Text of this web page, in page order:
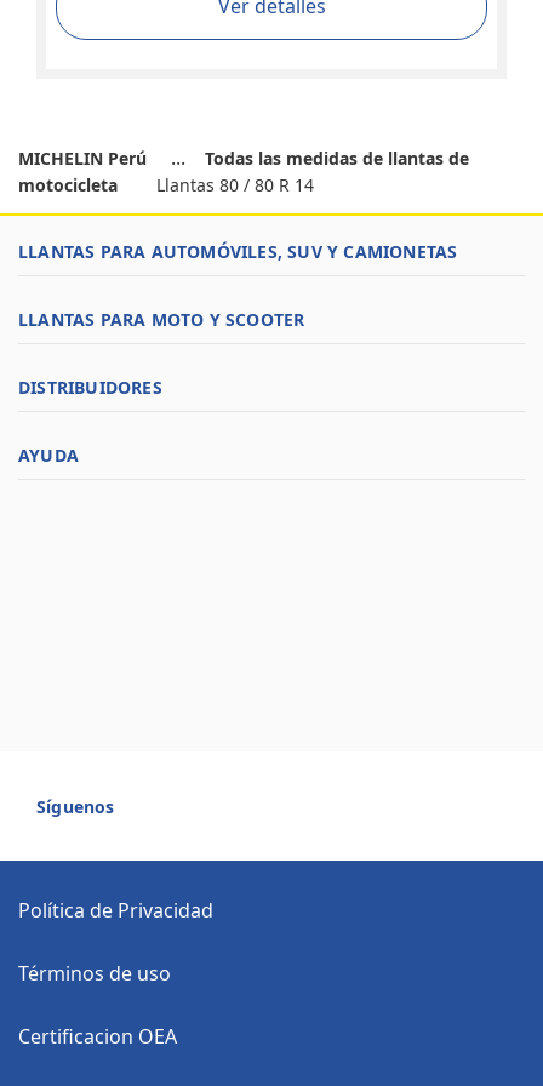
Ver detalles
MICHELIN Perú
Todas las medidas de llantas de
motocicleta
Llantas 80 / 80 R 14
LLANTAS PARA AUTOMÓVILES, SUV Y CAMIONETAS
LLANTAS PARA MOTO Y SCOOTER
DISTRIBUIDORES
AYUDA
Síguenos
Política de Privacidad
Términos de uso
Certificacion OEA